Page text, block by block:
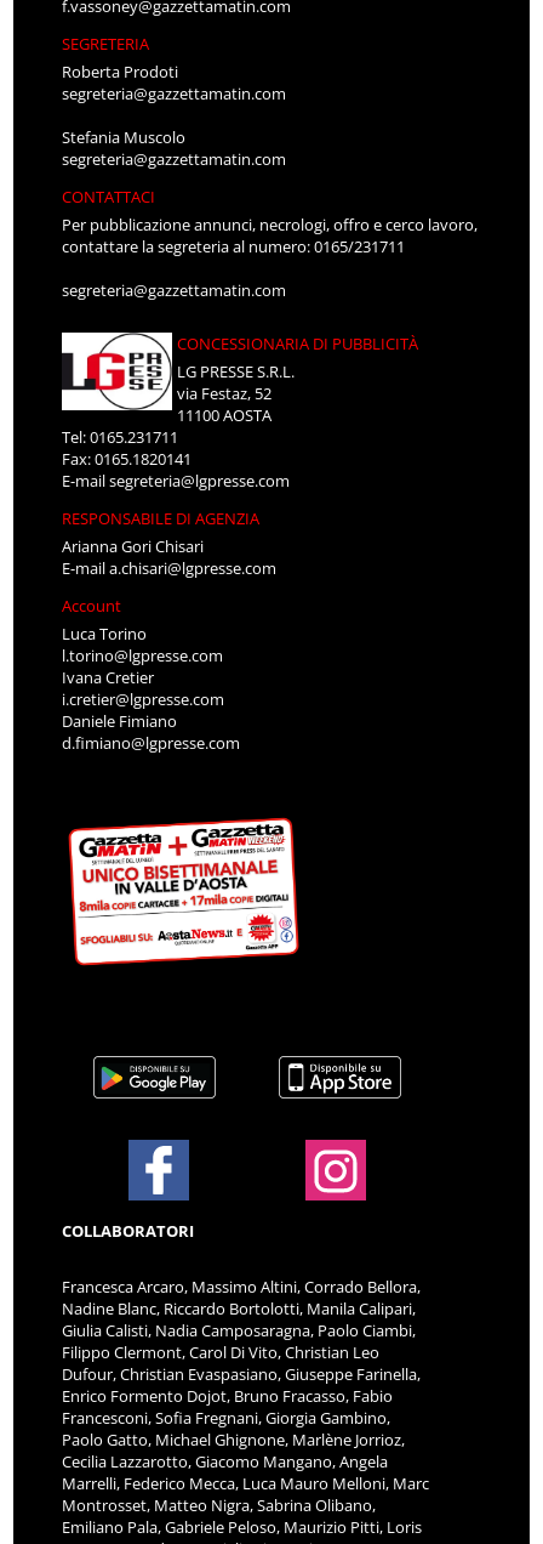
f.vassoney@gazzettamatin.com
SEGRETERIA
Roberta Prodoti
segreteria@gazzettamatin.com
Stefania Muscolo
segreteria@gazzettamatin.com
CONTATTACI
Per pubblicazione annunci, necrologi, offro e cerco lavoro,
contattare la segreteria al numero: 0165/231711
segreteria@gazzettamatin.com
CONCESSIONARIA DI PUBBLICITÀ
LG PRESSE S.R.L.
via Festaz, 52
11100 AOSTA
Tel: 0165.231711
Fax: 0165.1820141
E-mailsegreteria@lgpresse.com
RESPONSABILE DI AGENZIA
Arianna Gori Chisari
E-maila.chisari@lgpresse.com
Account
Luca Torino
l.torino@lgpresse.com
Ivana Cretier
i.cretier@lgpresse.com
Daniele Fimiano
d.fimiano@lgpresse.com
COLLABORATORI
Francesca Arcaro, Massimo Altini, Corrado Bellora,
Nadine Blanc, Riccardo Bortolotti, Manila Calipari,
Giulia Calisti, Nadia Camposaragna, Paolo Ciambi,
Filippo Clermont, Carol Di Vito, Christian Leo
Dufour, Christian Evaspasiano, Giuseppe Farinella,
Enrico Formento Dojot, Bruno Fracasso, Fabio
Francesconi, Sofia Fregnani, Giorgia Gambino,
Paolo Gatto, Michael Ghignone, Marlène Jorrioz,
Cecilia Lazzarotto, Giacomo Mangano, Angela
Marrelli, Federico Mecca, Luca Mauro Melloni, Marc
Montrosset, Matteo Nigra, Sabrina Olibano,
Emiliano Pala, Gabriele Peloso, Maurizio Pitti, Loris